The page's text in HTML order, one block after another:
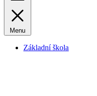
Menu
Základní škola